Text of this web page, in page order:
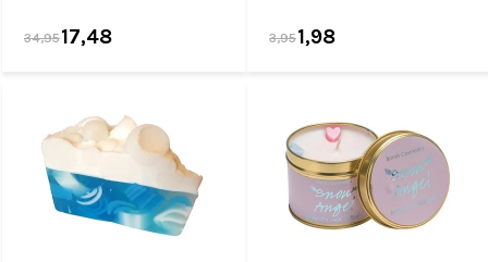
34,9517,48 3,951,98